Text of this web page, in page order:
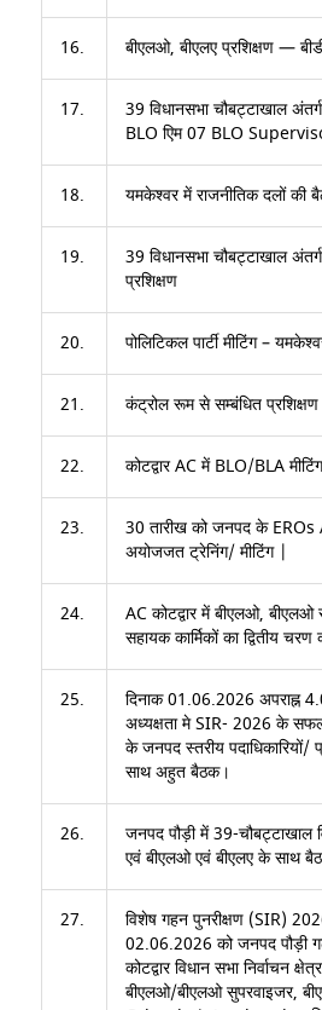
16. बीएलओ, बीएलए प्रशिक्षण —
17.
39 विधानसभा चौबट्टाखाल
BLO एिम 07 BLO
18. यमकेश्वर में राजनीतिक दलों की
19.
39 विधानसभा चौबट्टाखाल
प्रशिक्षण
20. पोलिटिकल पार्टी मीटिंग –
21. कंट्रोल रूम से सम्बंधित प्रशिक्षण
22. कोटद्वार AC में BLO/BLA मीटिंग
23.
30 तारीख को जनपद के
अयोजजत ट्रेनिंग/ मीटिंग |
24.
AC कोटद्वार में बीएलओ,
सहायक कार्मिकों का द्वितीय चरण
25.
दिनाक 01.06.2026 अपराह्न
अध्यक्षता मे SIR- 2026 के
के जनपद स्तरीय पदाधिकारियों/
साथ अहुत बैठक।
26.
जनपद पौड़ी में 39-चौबट्टाखाल
एवं बीएलओ एवं बीएलए के साथ
27.
विशेष गहन पुनरीक्षण (SIR)
02.06.2026 को जनपद पौड़ी
कोटद्वार विधान सभा निर्वाचन
बीएलओ/बीएलओ सुपरवाइजर,